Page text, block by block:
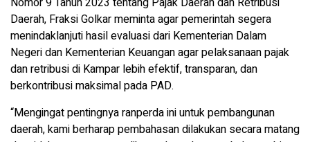
Daerah, Fraksi Golkar meminta agar pemerintah segera
menindaklanjuti hasil evaluasi dari Kementerian Dalam
Negeri dan Kementerian Keuangan agar pelaksanaan pajak
dan retribusi di Kampar lebih efektif, transparan, dan
berkontribusi maksimal pada PAD.
“Mengingat pentingnya ranperda ini untuk pembangunan
daerah, kami berharap pembahasan dilakukan secara matang